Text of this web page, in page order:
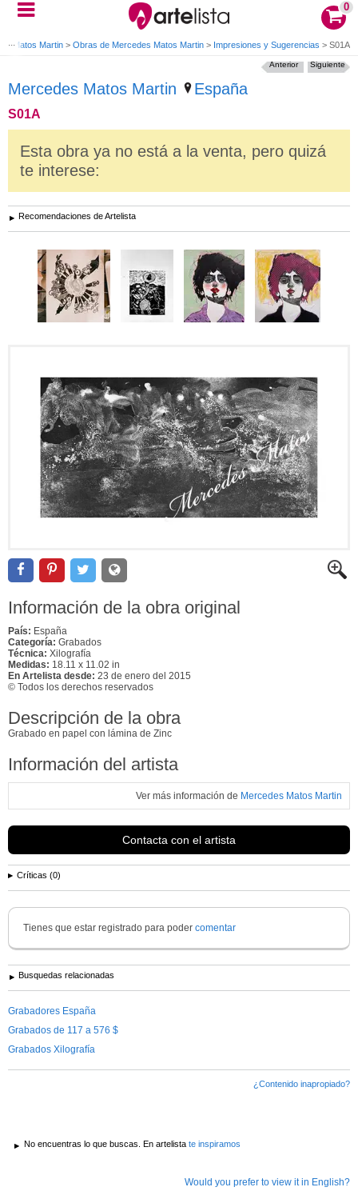
0
Matos Martin > Obras de Mercedes Matos Martin > Impresiones y Sugerencias > S01A
Mercedes Matos Martin España
S01A
Siguiente
Anterior
Esta obra ya no está a la venta, pero quizá
te interese:
Recomendaciones de Artelista
Información de la obra original
País: España
Categoría: Grabados
Técnica: Xilografía
Medidas: 18.11 x 11.02 in
En Artelista desde: 23 de enero del 2015
© Todos los derechos reservados
Descripción de la obra
Grabado en papel con lámina de Zinc
Información del artista
Ver más información de Mercedes Matos Martin
Contacta con el artista
Críticas (0)
Tienes que estar registrado para poder comentar
Busquedas relacionadas
Grabadores España
Grabados de 117 a 576 $
Grabados Xilografía
¿Contenido inapropiado?
No encuentras lo que buscas. En artelista te inspiramos
Would you prefer to view it in English?